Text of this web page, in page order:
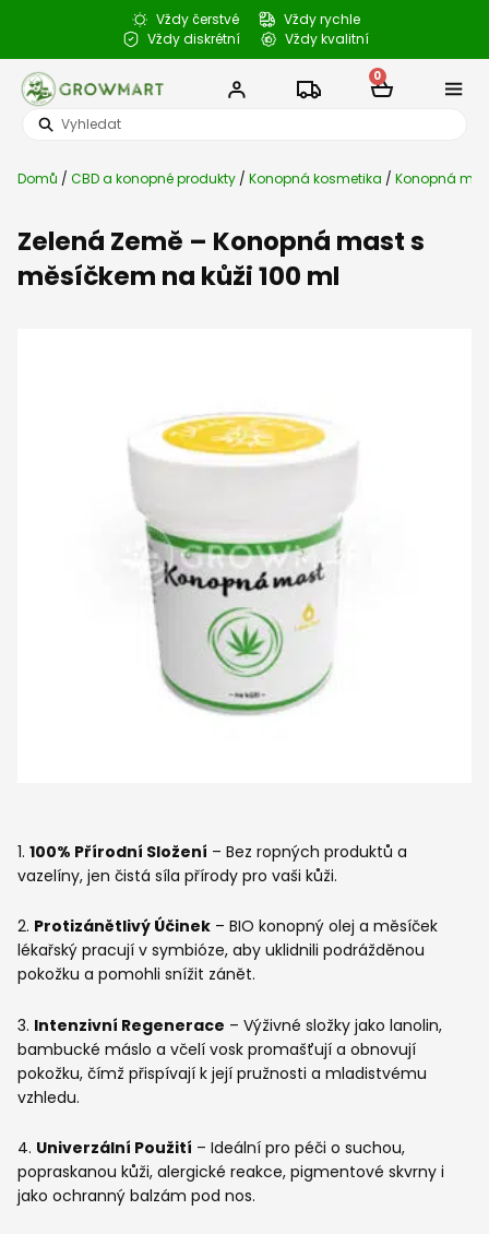
obsah
Vždy čerstvé
Vždy rychle
Vždy diskrétní
Vždy kvalitní
0 Cart
Search
Domů / CBD a konopné produkty / Konopná kosmetika / Konopná
Zelená Země – Konopná mast s
měsíčkem na kůži 100 ml
1. 100% Přírodní Složení – Bez ropných produktů a
vazelíny, jen čistá síla přírody pro vaši kůži.
2. Protizánětlivý Účinek – BIO konopný olej a měsíček
lékařský pracují v symbióze, aby uklidnili podrážděnou
pokožku a pomohli snížit zánět.
3. Intenzivní Regenerace – Výživné složky jako lanolin,
bambucké máslo a včelí vosk promašťují a obnovují
pokožku, čímž přispívají k její pružnosti a mladistvému
vzhledu.
4. Univerzální Použití – Ideální pro péči o suchou,
popraskanou kůži, alergické reakce, pigmentové skvrny i
jako ochranný balzám pod nos.